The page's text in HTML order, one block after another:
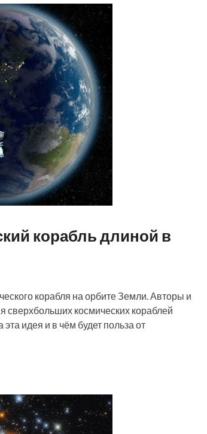
корабль длиной в
корабля на орбите Земли. Авторы и
сверхбольших космических кораблей
идея и в чём будет польза от